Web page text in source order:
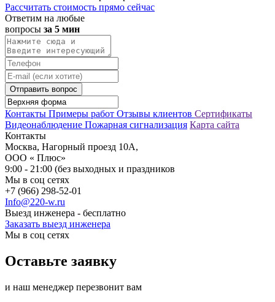
Рассчитать стоимость прямо сейчас
Ответим на любые
вопросы за 5 мин
Отправить вопрос
Контакты Примеры работ Отзывы клиентов Сертификаты
Видеонаблюдение Пожарная сигнализация Карта сайта
Контакты
Москва, Нагорный проезд 10А,
ООО « Плюс»
9:00 - 21:00 (без выходных и праздников
Мы в соц сетях
+7 (966) 298-52-01
Info@220-w.ru
Выезд инженера - бесплатно
Заказать выезд инженера
Мы в соц сетях
Оставьте заявку
и наш менеджер перезвонит вам